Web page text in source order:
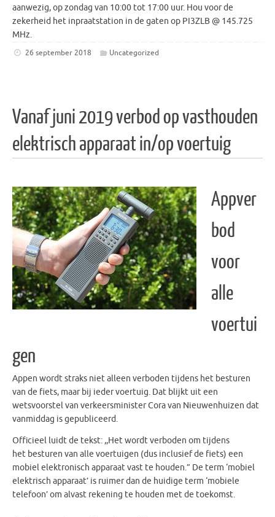
aanwezig, op zondag van 10:00 tot 17:00 uur. Hou voor de
zekerheid het inpraatstation in de gaten op PI3ZLB @ 145.725
MHz.
26 september 2018 Uncategorized
Vanaf juni 2019 verbod op vasthouden
elektrisch apparaat in/op voertuig
Appver
bod
voor
alle
voertui
gen
Appen wordt straks niet alleen verboden tijdens het besturen
van de fiets, maar bij ieder voertuig. Dat blijkt uit een
wetsvoorstel van verkeersminister Cora van Nieuwenhuizen dat
vanmiddag is gepubliceerd.
Officieel luidt de tekst: ,,Het wordt verboden om tijdens
het besturen van alle voertuigen (dus inclusief de fiets) een
mobiel elektronisch apparaat vast te houden.” De term ‘mobiel
elektrisch apparaat’ is ruimer dan de huidige term ‘mobiele
telefoon’ om alvast rekening te houden met de toekomst.